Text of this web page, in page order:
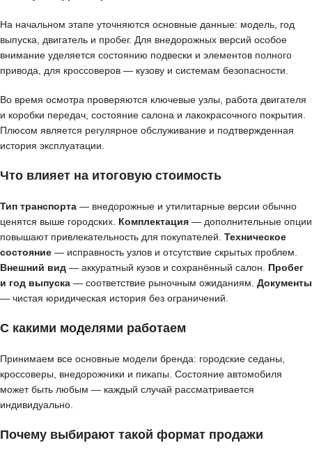
На начальном этапе уточняются основные данные: модель, год
выпуска, двигатель и пробег. Для внедорожных версий особое
внимание уделяется состоянию подвески и элементов полного
привода, для кроссоверов — кузову и системам безопасности.
Во время осмотра проверяются ключевые узлы, работа двигателя
и коробки передач, состояние салона и лакокрасочного покрытия.
Плюсом является регулярное обслуживание и подтвержденная
история эксплуатации.
Что влияет на итоговую стоимость
Тип транспорта — внедорожные и утилитарные версии обычно
ценятся выше городских. Комплектация — дополнительные опции
повышают привлекательность для покупателей. Техническое
состояние — исправность узлов и отсутствие скрытых проблем.
Внешний вид — аккуратный кузов и сохранённый салон. Пробег
и год выпуска — соответствие рыночным ожиданиям. Документы
— чистая юридическая история без ограничений.
С какими моделями работаем
Принимаем все основные модели бренда: городские седаны,
кроссоверы, внедорожники и пикапы. Состояние автомобиля
может быть любым — каждый случай рассматривается
индивидуально.
Почему выбирают такой формат продажи